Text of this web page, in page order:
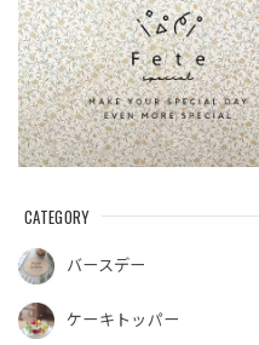
CATEGORY
バースデー
ケーキトッパー